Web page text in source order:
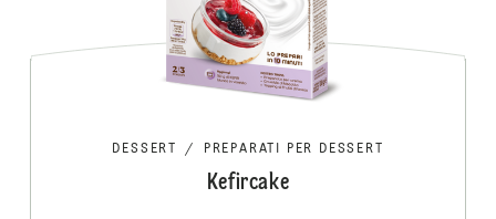
DESSERT / PREPARATI PER DESSERT
Kefircake